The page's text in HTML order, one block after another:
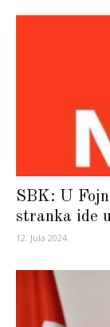
SBK: U
stranka ide
12. Jula 2024.